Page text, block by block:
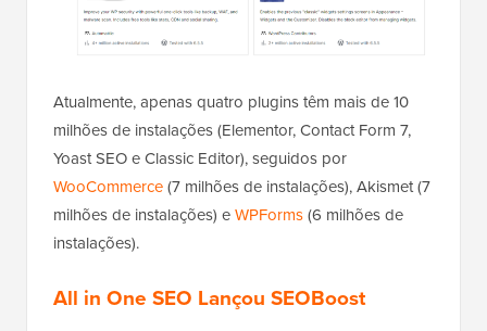
Atualmente, apenas quatro plugins têm mais de 10
milhões de instalações (Elementor, Contact Form 7,
Yoast SEO e Classic Editor), seguidos por
WooCommerce(7 milhões de instalações), Akismet (7
milhões de instalações) eWPForms(6 milhões de
instalações).
All in One SEO Lançou SEOBoost